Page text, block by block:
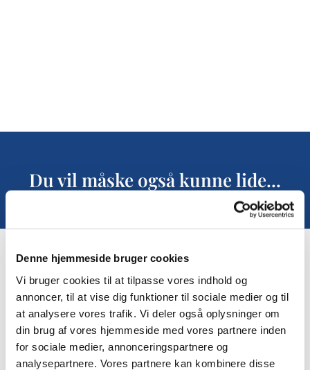
Denne hjemmeside bruger cookies
Vi bruger cookies til at tilpasse vores indhold og
annoncer, til at vise dig funktioner til sociale medier og til
at analysere vores trafik. Vi deler også oplysninger om
din brug af vores hjemmeside med vores partnere inden
for sociale medier, annonceringspartnere og
analysepartnere. Vores partnere kan kombinere disse
Du vil måske også kunne lide...